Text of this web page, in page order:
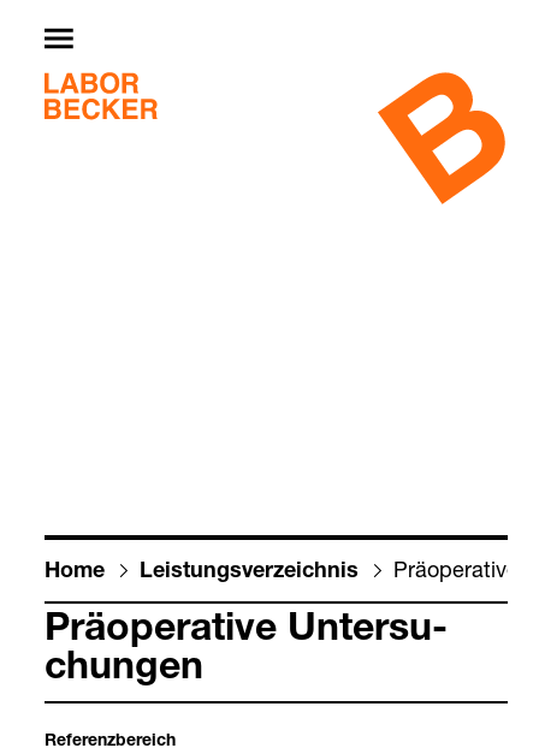
Home Leis­tungs­ver­zeich­nis Prä­ope­ra­tive
Prä­ope­ra­tive Unter­su­
chun­gen
Refe­renz­be­reich